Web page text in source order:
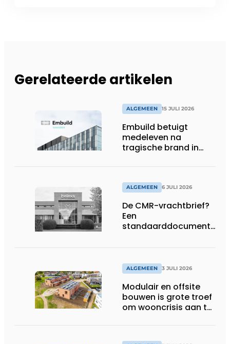
Gerelateerde artikelen
ALGEMEEN 15 JULI 2026
Embuild betuigt
medeleven na
tragische brand in
ALGEMEEN 6 JULI 2026
De CMR-vrachtbrief?
Een
standaarddocument
ALGEMEEN 3 JULI 2026
Modulair en offsite
bouwen is grote troef
om wooncrisis aan te